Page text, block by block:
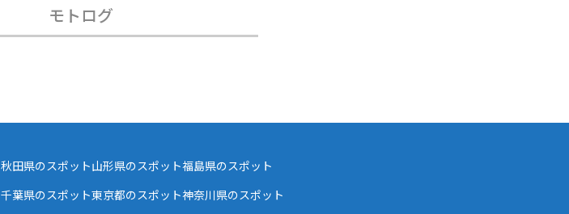
モトログ
秋田県のスポット山形県のスポット福島県のスポット
千葉県のスポット東京都のスポット神奈川県のスポット